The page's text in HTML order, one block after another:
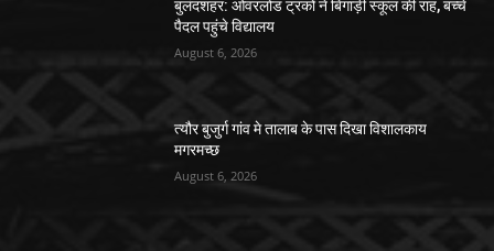
बुलंदशहर: ओवरलोड ट्रकों ने बिगाड़ी स्कूल की राह, बच्चे
पैदल पहुंचे विद्यालय
August 6, 2026
त्यौर बुजुर्ग गांव मे तालाब के पास दिखा विशालकाय
मगरमच्छ
August 6, 2026